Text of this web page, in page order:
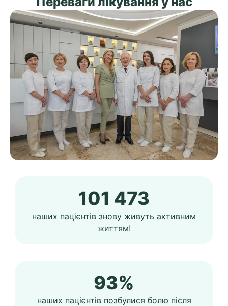
101 473
наших пацієнтів знову живуть активним
життям!
93%
наших пацієнтів позбулися болю після